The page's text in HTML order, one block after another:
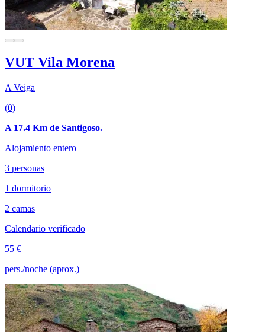
VUT Vila Morena
A Veiga
(0)
A 17.4 Km de Santigoso.
Alojamiento entero
3 personas
1 dormitorio
2 camas
Calendario verificado
55 €
pers./noche (aprox.)